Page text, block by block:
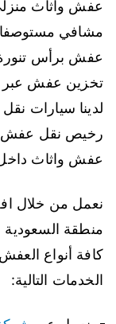
عفش واثاث
مشافي
عفش برأس
تخزين عفش
لدينا سيارات
رخيص نقل عفش
عفش واثاث
نعمل من خلال
منطقة
كافة أنواع
الخدمات التالية: